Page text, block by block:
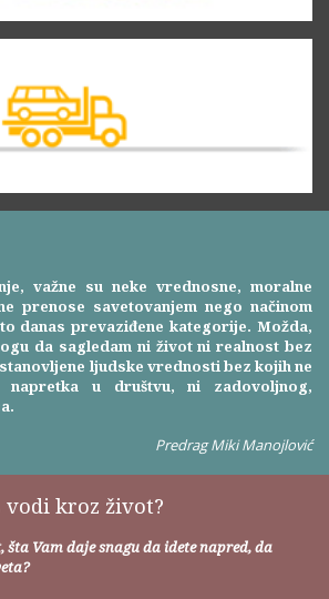
važne su neke vrednosne, moralne
prenose savetovanjem nego načinom
danas prevaziđene kategorije. Možda,
da sagledam ni život ni realnost bez
ljudske vrednosti bez kojih ne
u društvu, ni zadovoljnog,
Predrag Miki Manojlović
vodi kroz život?
šta Vam daje snagu da idete napred, da